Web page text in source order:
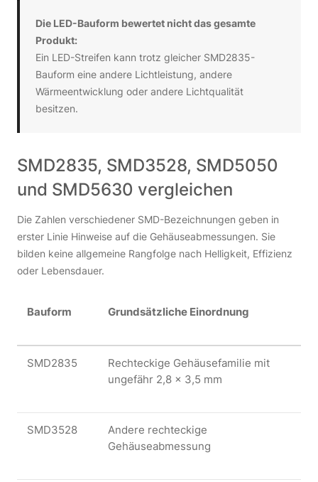
Die LED-Bauform bewertet nicht das gesamte
Produkt:
Ein LED-Streifen kann trotz gleicher SMD2835-
Bauform eine andere Lichtleistung, andere
Wärmeentwicklung oder andere Lichtqualität
besitzen.
SMD2835, SMD3528, SMD5050
und SMD5630 vergleichen
Die Zahlen verschiedener SMD-Bezeichnungen geben in
erster Linie Hinweise auf die Gehäuseabmessungen. Sie
bilden keine allgemeine Rangfolge nach Helligkeit, Effizienz
oder Lebensdauer.
Bauform Grundsätzliche Einordnung
SMD2835
Rechteckige Gehäusefamilie mit
ungefähr 2,8 × 3,5 mm
SMD3528
Andere rechteckige
Gehäuseabmessung